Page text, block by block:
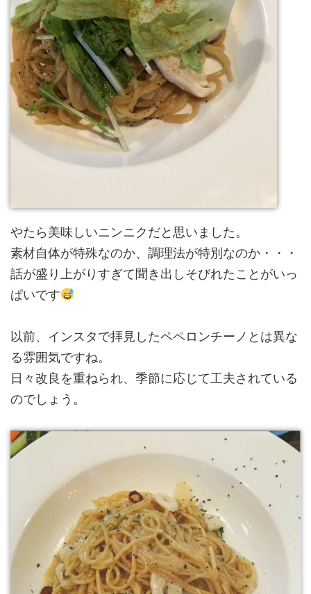
やたら美味しいニンニクだと思いました。
素材自体が特殊なのか、調理法が特別なのか・・・
話が盛り上がりすぎて聞き出しそびれたことがいっ
ぱいです
以前、インスタで拝見したペペロンチーノとは異な
る雰囲気ですね。
日々改良を重ねられ、季節に応じて工夫されている
のでしょう。